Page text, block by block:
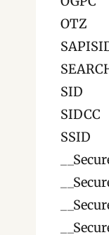
OTZ
SID
SIDCC
SSID